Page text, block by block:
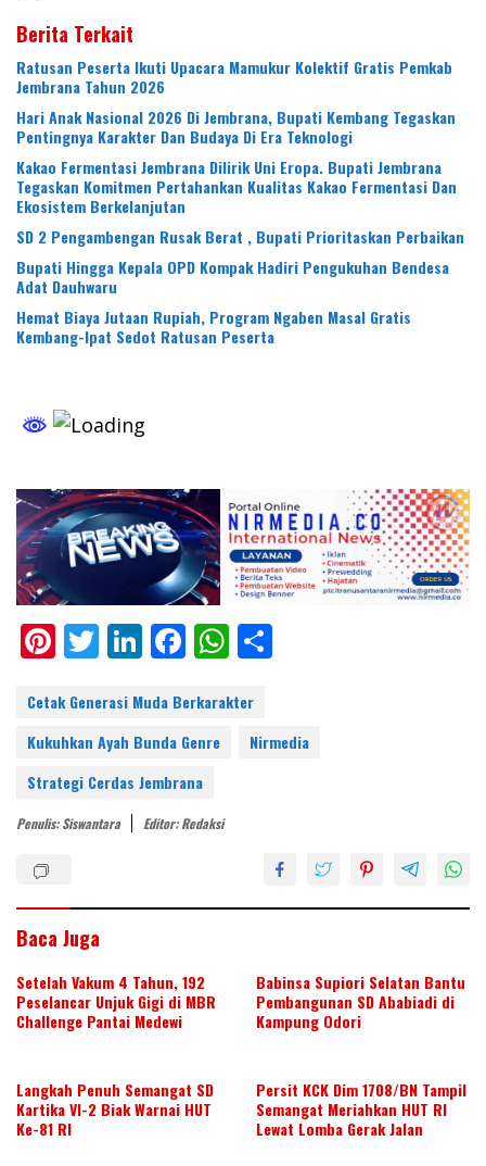
Berita Terkait
Ratusan Peserta Ikuti Upacara Mamukur Kolektif Gratis Pemkab
Jembrana Tahun 2026
Hari Anak Nasional 2026 Di Jembrana, Bupati Kembang Tegaskan
Pentingnya Karakter Dan Budaya Di Era Teknologi
Kakao Fermentasi Jembrana Dilirik Uni Eropa. Bupati Jembrana
Tegaskan Komitmen Pertahankan Kualitas Kakao Fermentasi Dan
Ekosistem Berkelanjutan
SD 2 Pengambengan Rusak Berat , Bupati Prioritaskan Perbaikan
Bupati Hingga Kepala OPD Kompak Hadiri Pengukuhan Bendesa
Adat Dauhwaru
Hemat Biaya Jutaan Rupiah, Program Ngaben Masal Gratis
Kembang-Ipat Sedot Ratusan Peserta
Pi
nt
er
e
st
T
w
itt
er
Li
n
k
e
dI
n
F
ac
e
b
o
o
W
h
at
e
Cetak Generasi Muda Berkarakter
Kukuhkan Ayah Bunda Genre
Nirmedia
Strategi Cerdas Jembrana
Penulis: Siswantara Editor: Redaksi
Baca Juga
Setelah Vakum 4 Tahun, 192
Peselancar Unjuk Gigi di MBR
Challenge Pantai Medewi
Babinsa Supiori Selatan Bantu
Pembangunan SD Ababiadi di
Kampung Odori
Langkah Penuh Semangat SD
Kartika VI-2 Biak Warnai HUT
Ke-81 RI
Persit KCK Dim 1708/BN Tampil
Semangat Meriahkan HUT RI
Lewat Lomba Gerak Jalan